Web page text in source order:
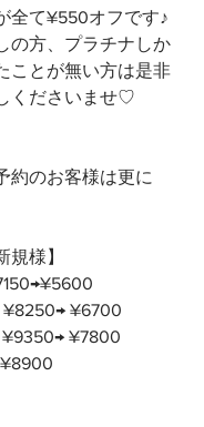
全て¥550オフです♪
の方、プラチナしか
ことが無い方は是非
くださいませ♡
約のお客様は更に
規様】
¥8250→ ¥6700
¥9350→ ¥7800